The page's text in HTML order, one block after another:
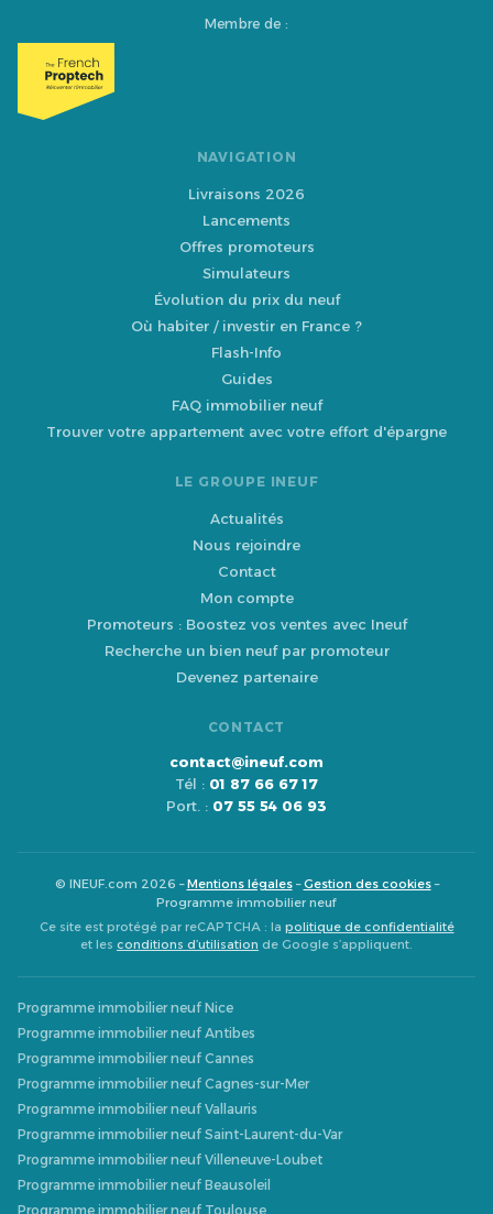
Membre de :
NAVIGATION
Livraisons 2026
Lancements
Offres promoteurs
Simulateurs
Évolution du prix du neuf
Où habiter / investir en France ?
Flash-Info
Guides
FAQ immobilier neuf
Trouver votre appartement avec votre effort d'épargne
LE GROUPE INEUF
Actualités
Nous rejoindre
Contact
Mon compte
Promoteurs : Boostez vos ventes avec Ineuf
Recherche un bien neuf par promoteur
Devenez partenaire
CONTACT
contact@ineuf.com
Tél : 01 87 66 67 17
Port. : 07 55 54 06 93
© INEUF.com 2026 –Mentions légales–Gestion des cookies–
Programme immobilier neuf
Ce site est protégé par reCAPTCHA : la politique de confidentialité
et les conditions d’utilisation de Google s’appliquent.
Programme immobilier neuf Nice
Programme immobilier neuf Antibes
Programme immobilier neuf Cannes
Programme immobilier neuf Cagnes-sur-Mer
Programme immobilier neuf Vallauris
Programme immobilier neuf Saint-Laurent-du-Var
Programme immobilier neuf Villeneuve-Loubet
Programme immobilier neuf Beausoleil
Programme immobilier neuf Toulouse